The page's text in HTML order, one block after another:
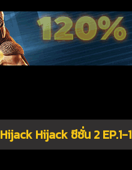
Hijack Hijack ซีซั่น 2 EP.1-1